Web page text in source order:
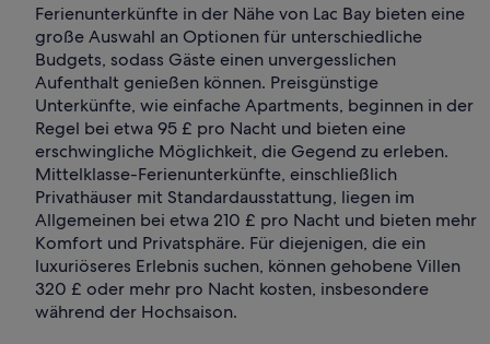
Ferienunterkünfte in der Nähe von Lac Bay bieten eine
große Auswahl an Optionen für unterschiedliche
Budgets, sodass Gäste einen unvergesslichen
Aufenthalt genießen können. Preisgünstige
Unterkünfte, wie einfache Apartments, beginnen in der
Regel bei etwa 95 £ pro Nacht und bieten eine
erschwingliche Möglichkeit, die Gegend zu erleben.
Mittelklasse-Ferienunterkünfte, einschließlich
Privathäuser mit Standardausstattung, liegen im
Allgemeinen bei etwa 210 £ pro Nacht und bieten mehr
Komfort und Privatsphäre. Für diejenigen, die ein
luxuriöseres Erlebnis suchen, können gehobene Villen
320 £ oder mehr pro Nacht kosten, insbesondere
während der Hochsaison.